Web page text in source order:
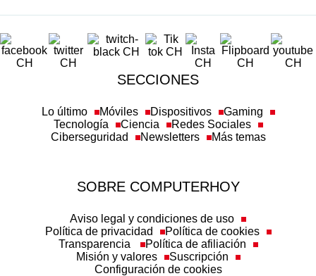
SECCIONES
Lo último Móviles Dispositivos
Gaming
Tecnología
Ciencia
Redes Sociales
Ciberseguridad
Newsletters Más temas
SOBRE COMPUTERHOY
Aviso legal y condiciones de uso
Política de privacidad
Política de cookies
Transparencia
Política de afiliación
Misión y valores
Suscripción
Configuración de cookies